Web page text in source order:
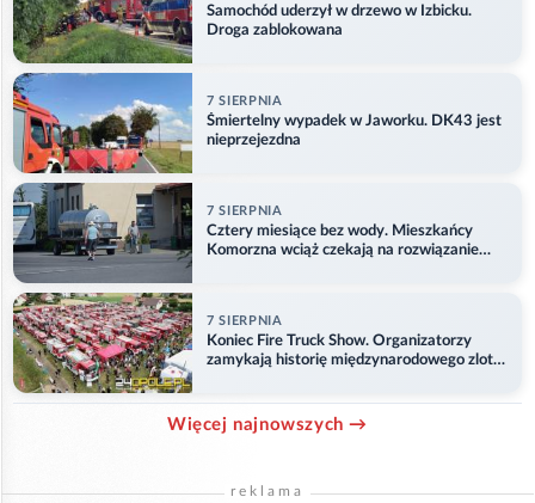
Samochód uderzył w drzewo w Izbicku.
Droga zablokowana
7 SIERPNIA
Śmiertelny wypadek w Jaworku. DK43 jest
nieprzejezdna
7 SIERPNIA
Cztery miesiące bez wody. Mieszkańcy
Komorzna wciąż czekają na rozwiązanie
7 SIERPNIA
Koniec Fire Truck Show. Organizatorzy
zamykają historię międzynarodowego zlotu
Więcej najnowszych →
reklama